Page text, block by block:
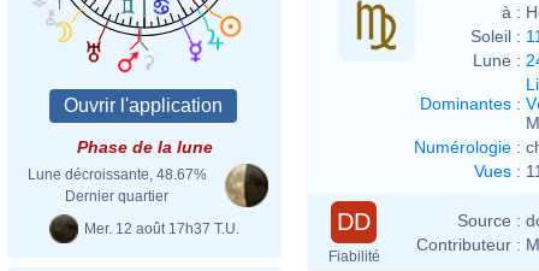
Phase de la lune
Lune décroissante, 48.67%
Dernier quartier
Mer. 12 août 17h37 T.U.
à :
Soleil :
Lune :
Dominantes :
Numérologie :
Vues :
DD
Fiabilité
Source :
Contributeur :